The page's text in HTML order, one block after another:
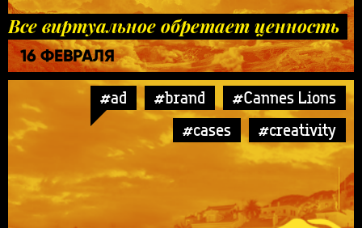
Все виртуальное обретает ценность
16 ФЕВРАЛЯ
#ad #brand
#Cannes Lions
#cases
#creativity